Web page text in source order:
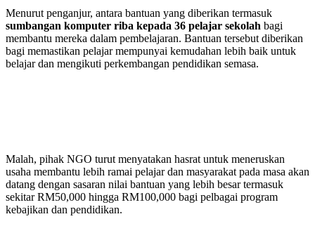
Menurut penganjur, antara bantuan yang diberikan termasuk
sumbangan komputer riba kepada 36 pelajar sekolah bagi
membantu mereka dalam pembelajaran. Bantuan tersebut diberikan
bagi memastikan pelajar mempunyai kemudahan lebih baik untuk
belajar dan mengikuti perkembangan pendidikan semasa.
Malah, pihak NGO turut menyatakan hasrat untuk meneruskan
usaha membantu lebih ramai pelajar dan masyarakat pada masa akan
datang dengan sasaran nilai bantuan yang lebih besar termasuk
sekitar RM50,000 hingga RM100,000 bagi pelbagai program
kebajikan dan pendidikan.